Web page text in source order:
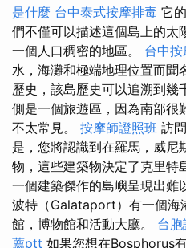
是什麼 台中泰式按摩排毒 它
們不僅可以描述這個島上的太
一個人口稠密的地區。 台中
水，海灘和極端地理位置而聞
歷史，該島歷史可以追溯到幾
側是一個旅遊區，因為南部很
不太常見。 按摩師證照班 訪
是，您將認識到在羅馬，威尼
物，這些建築物決定了克里特
一個建築傑作的島嶼呈現出難
波特（Galataport）有一個海
館，博物館和活動大廳。 台胞
薦ptt 如果您想在Bosphorus